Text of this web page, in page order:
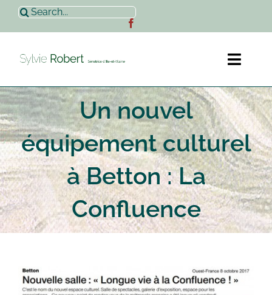
Passer
contenu
Rechercher:
Accueil
Sylvie Robert
Actualités
Contact
Un nouvel
équipement culturel
à Betton : La
Confluence